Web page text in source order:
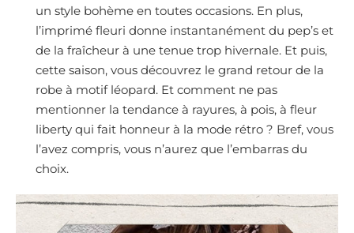
un style bohème en toutes occasions. En plus,
l’imprimé fleuri donne instantanément du pep’s et
de la fraîcheur à une tenue trop hivernale. Et puis,
cette saison, vous découvrez le grand retour de la
robe à motif léopard. Et comment ne pas
mentionner la tendance à rayures, à pois, à fleur
liberty qui fait honneur à la mode rétro ? Bref, vous
l’avez compris, vous n’aurez que l’embarras du
choix.